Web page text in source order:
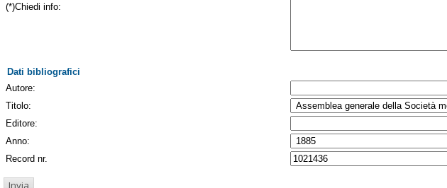
(*)Chiedi info:
Dati bibliografici
Autore:
Titolo:
Editore:
Anno:
Record nr.